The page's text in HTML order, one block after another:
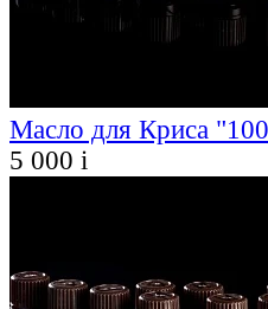
Масло для Криса
5 000 i